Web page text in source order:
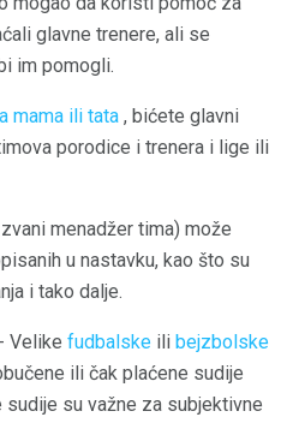
glavne trenere, ali se
im pomogli.
mama ili tata , bićete glavni
porodice i trenera i lige ili
menadžer tima) može
u nastavku, kao što su
i tako dalje.
- Velike fudbalske ili bejzbolske
ili čak plaćene sudije
su važne za subjektivne